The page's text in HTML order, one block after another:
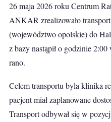
26 maja 2026 roku Centrum
ANKAR zrealizowało
(województwo opolskie) do
z bazy nastąpił o godzinie
rano.
Celem transportu była klinika
pacjent miał zaplanowane
Transport odbywał się w